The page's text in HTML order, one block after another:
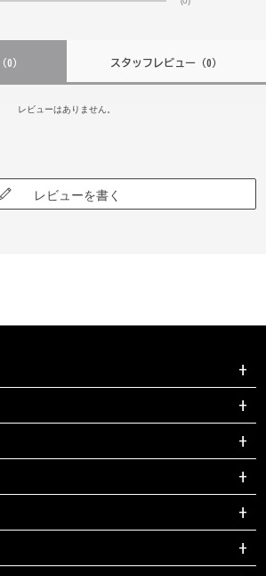
（0） スタッフレビュー（0）
レビューはありません。
レビューを書く